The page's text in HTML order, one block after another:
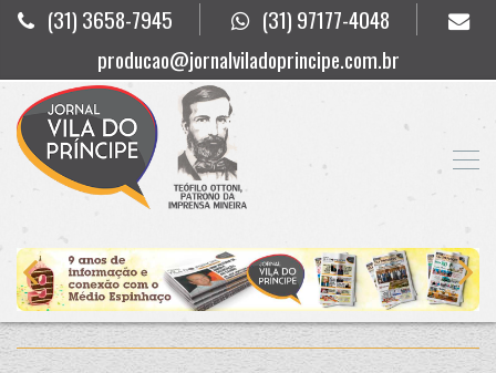
(31) 3658-7945
(31) 97177-4048
producao@jornalviladoprincipe.com.br